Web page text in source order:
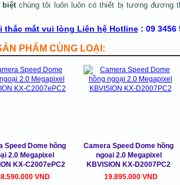
biệtchúng tôi luôn luôn có thiết bị tương đương
thắc mắt vui lòng Liên hệ Hotline: 09 3456
PHẨM CÙNG LOẠI:
Speed Dome hồng
2.0 Megapixel
KX-C2007ePC2
VND
Camera Speed Dome hồng
ngoại 2.0 Megapixel
KBVISION KX-D2007PC2
19.895.000 VND